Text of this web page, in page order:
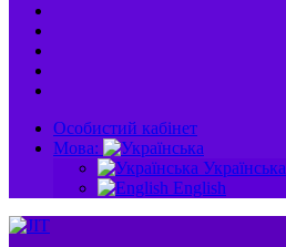
Особистий кабінет
Мова:
Українська
English